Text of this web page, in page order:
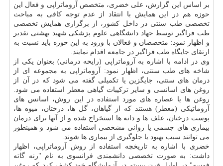
بر اساس این گزارش، علی خضری، متخصص آروماتراپی و فعال این
حوزه هم در این همایش با انتقاد از عدم توجه كافی به مباحث
تخصصی طب سنتی در داخل كشور، از برگزاری همایش تخصصی
طب فراگیر توسط جهاد دانشگاهی علوم پزشكی شهید بهشتی تقدیر
و اظهار نمود: متخصصان و فعالان با ورود به این حوزه باید نسبت به
ارتقای جایگاه طب فراگیر در جامعه اقدام نمایند.
وی در ادامه با اشاره به آروماتراپی (رایحه درمانی) بعنوان یكی از
شاخه های طب سنتی، اظهار نمود: آروماتراپی به مجموعه ای از
درمان های سنتی، جایگزین یا تكمیلی گفته می شود كه در آن از
روغن های اسانسی و سایر تركیبات گیاهی معطر استفاده می شود.
روغن ها یا عصاره های مورد استفاده در این روش، اسانس های
آروماتیكی (معطر) هستند كه از گیاهان، گل ها، درختان، میوه ها،
پوست درختان، علف ها و دانه ها استخراج شده و از آنها برای درمان
بیماری های جسمی یا روانی مشخصی استفاده می شود و همینطور
می توانند سبب بهبود یا جلوگیری از بیماری ها شوند.
خضری با اشاره به تاریخچه استفاده از روش آروماتراپی، اظهار
داشت: به صورت تخصصی دانشمندی فرانسوی به نام "رنه گاته